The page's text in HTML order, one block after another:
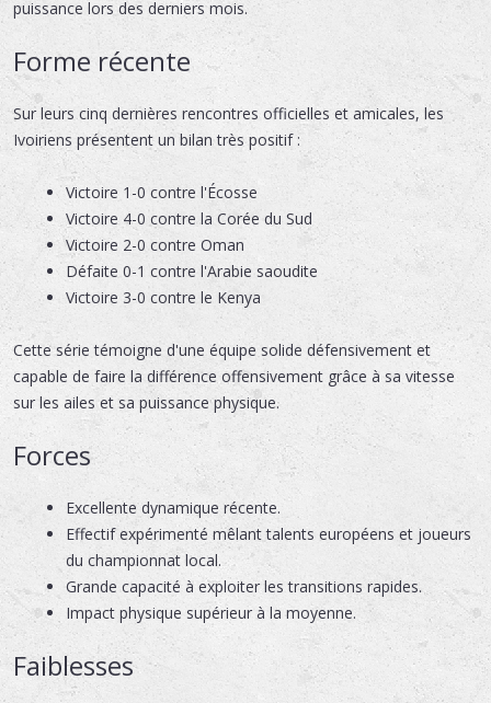
puissance lors des derniers mois.
Forme récente
Sur leurs cinq dernières rencontres officielles et amicales, les
Ivoiriens présentent un bilan très positif :
Victoire 1-0 contre l'Écosse
Victoire 4-0 contre la Corée du Sud
Victoire 2-0 contre Oman
Défaite 0-1 contre l'Arabie saoudite
Victoire 3-0 contre le Kenya
Cette série témoigne d'une équipe solide défensivement et
capable de faire la différence offensivement grâce à sa vitesse
sur les ailes et sa puissance physique.
Forces
Excellente dynamique récente.
Effectif expérimenté mêlant talents européens et joueurs
du championnat local.
Grande capacité à exploiter les transitions rapides.
Impact physique supérieur à la moyenne.
Faiblesses